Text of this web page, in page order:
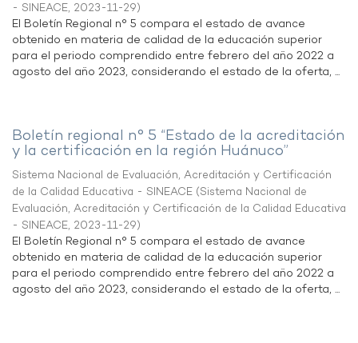
- SINEACE, 2023-11-29)
El Boletín Regional n° 5 compara el estado de avance
obtenido en materia de calidad de la educación superior
para el periodo comprendido entre febrero del año 2022 a
agosto del año 2023, considerando el estado de la oferta, ...
Boletín regional n° 5 “Estado de la acreditación
y la certificación en la región Huánuco”
Sistema Nacional de Evaluación, Acreditación y Certificación
de la Calidad Educativa - SINEACE (Sistema Nacional de
Evaluación, Acreditación y Certificación de la Calidad Educativa
- SINEACE, 2023-11-29)
El Boletín Regional n° 5 compara el estado de avance
obtenido en materia de calidad de la educación superior
para el periodo comprendido entre febrero del año 2022 a
agosto del año 2023, considerando el estado de la oferta, ...